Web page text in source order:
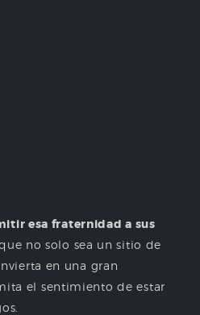
esa fraternidad a sus
no solo sea un sitio de
en una gran
el sentimiento de estar